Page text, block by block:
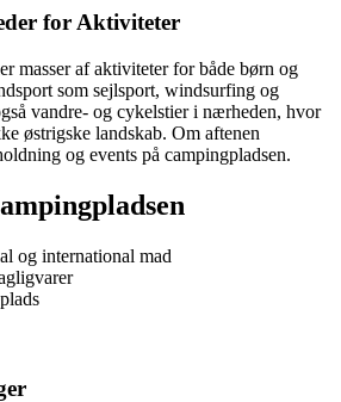
for Aktiviteter
masser af aktiviteter for både børn og
som sejlsport, windsurfing og
vandre- og cykelstier i nærheden, hvor
østrigske landskab. Om aftenen
og events på campingpladsen.
og international mad